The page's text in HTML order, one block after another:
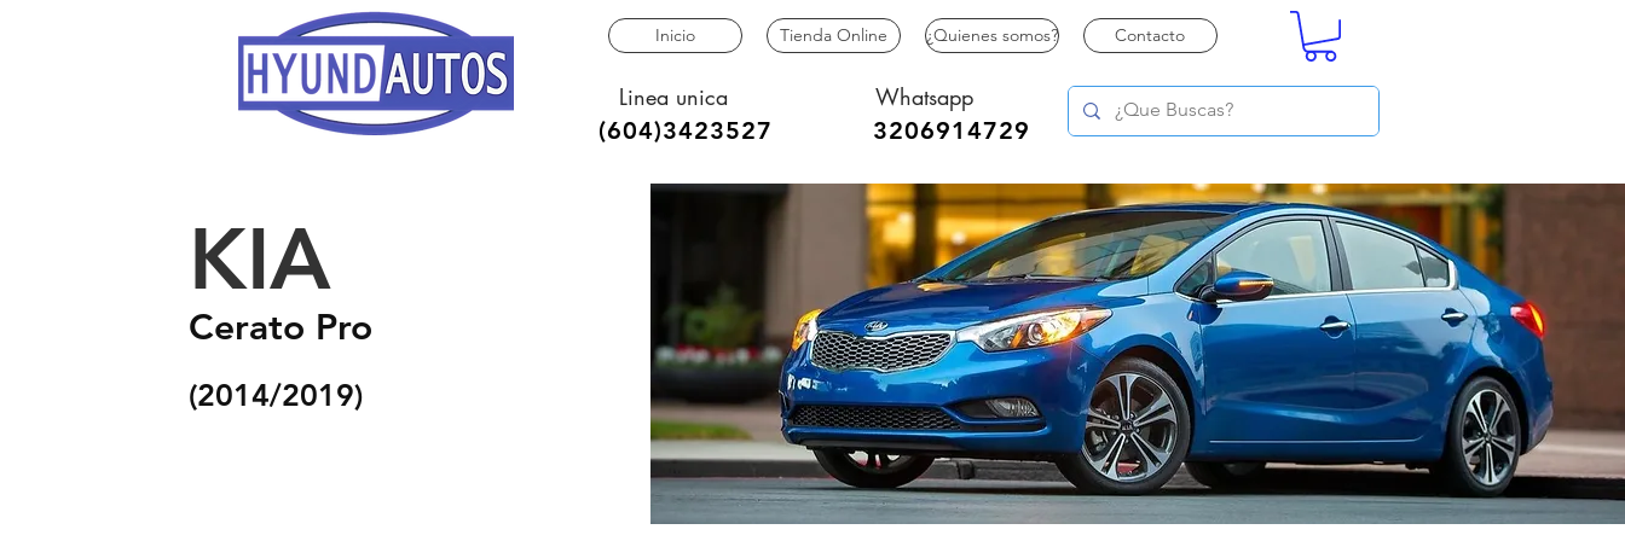
Inicio Tienda Online ¿Quienes somos? Contacto
(604)3423527
Linea unica
3206914729
Whatsapp
KIA
Cerato Pro
(2014/2019)